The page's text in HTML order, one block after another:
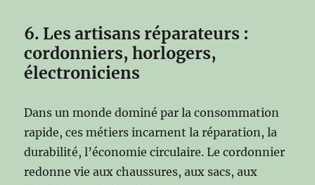
6. Les artisans réparateurs :
cordonniers, horlogers,
électroniciens
Dans un monde dominé par la consommation
rapide, ces métiers incarnent la réparation, la
durabilité, l’économie circulaire. Le cordonnier
redonne vie aux chaussures, aux sacs, aux